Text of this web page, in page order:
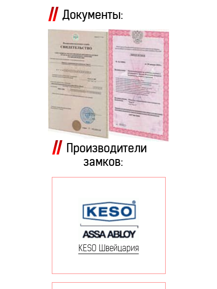
Документы:
Производители
замков:
KESO Швейцария